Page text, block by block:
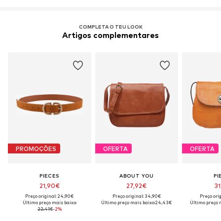
COMPLETA O TEU LOOK
Artigos complementares
PROMOÇÕES
PIECES
21,90€
Preço original: 24,90€
Último preço mais baixo:
22,41€-2%
OFERTA
ABOUT YOU
27,92€
Preço original: 34,90€
Último preço mais baixo:24,43€
OFERTA
Preço
Último preço